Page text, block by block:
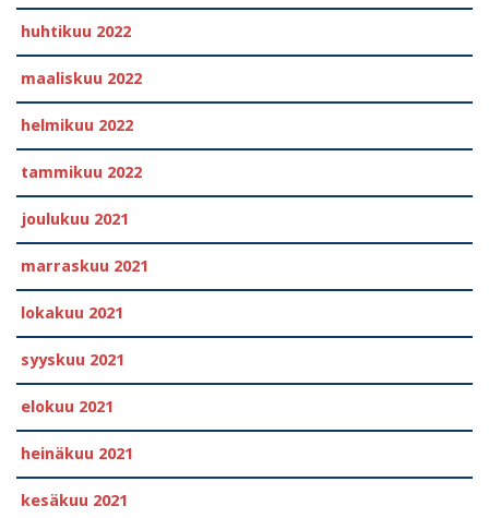
huhtikuu 2022
maaliskuu 2022
helmikuu 2022
tammikuu 2022
joulukuu 2021
marraskuu 2021
lokakuu 2021
syyskuu 2021
elokuu 2021
heinäkuu 2021
kesäkuu 2021